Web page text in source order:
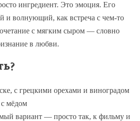
ингредиент. Это эмоция. Его
и волнующий, как встреча с чем-то
с мягким сыром — словно
в любви.
с грецкими орехами и виноградом
мёдом
вариант — просто так, к фильму и